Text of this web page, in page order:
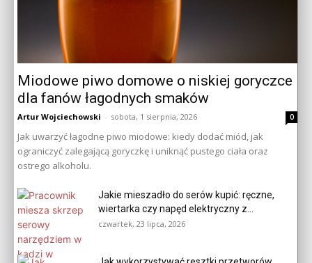
Miodowe piwo domowe o niskiej goryczce
dla fanów łagodnych smaków
Artur Wojciechowski - sobota, 1 sierpnia, 2026 0
Jak uwarzyć łagodne piwo miodowe: kiedy dodać miód, jak
ograniczyć zalegającą goryczkę i uniknąć pustego ciała oraz
ostrego alkoholu.
Jakie mieszadło do serów kupić: ręczne,
wiertarka czy napęd elektryczny z...
czwartek, 23 lipca, 2026